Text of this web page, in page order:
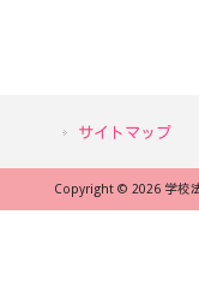
サイトマップ
Copyright © 2026 学校